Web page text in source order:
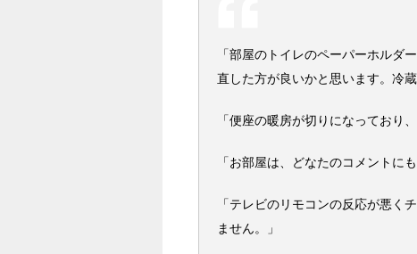
「部屋のトイレのペーパーホルダ
直した方が良いかと思います。冷
「便座の暖房が切りになっており
「お部屋は、どなたのコメントに
「テレビのリモコンの反応が悪く
ません。」